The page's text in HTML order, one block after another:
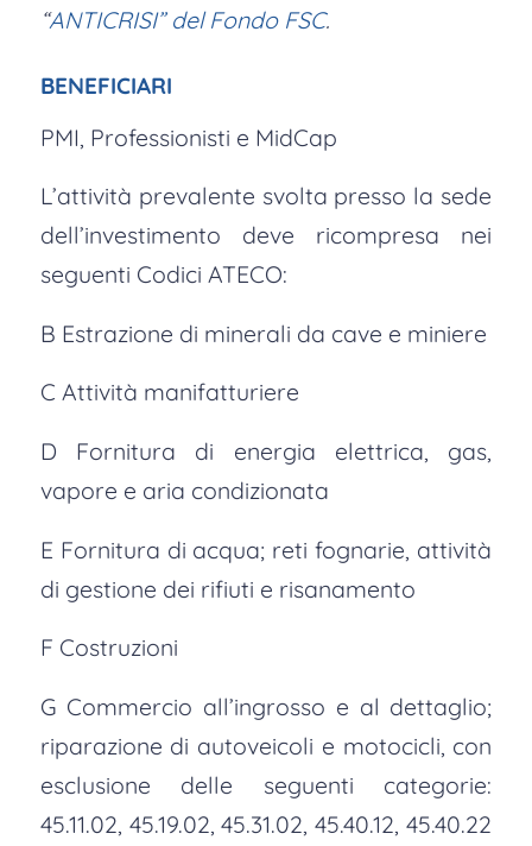
“ANTICRISI” del Fondo FSC.
BENEFICIARI
PMI, Professionisti e MidCap
L’attività prevalente svolta presso la sede
dell’investimento deve ricompresa nei
seguenti Codici ATECO:
B Estrazione di minerali da cave e miniere
C Attività manifatturiere
D Fornitura di energia elettrica, gas,
vapore e aria condizionata
E Fornitura di acqua; reti fognarie, attività
di gestione dei rifiuti e risanamento
F Costruzioni
G Commercio all’ingrosso e al dettaglio;
riparazione di autoveicoli e motocicli, con
esclusione delle seguenti categorie:
45.11.02, 45.19.02, 45.31.02, 45.40.12, 45.40.22